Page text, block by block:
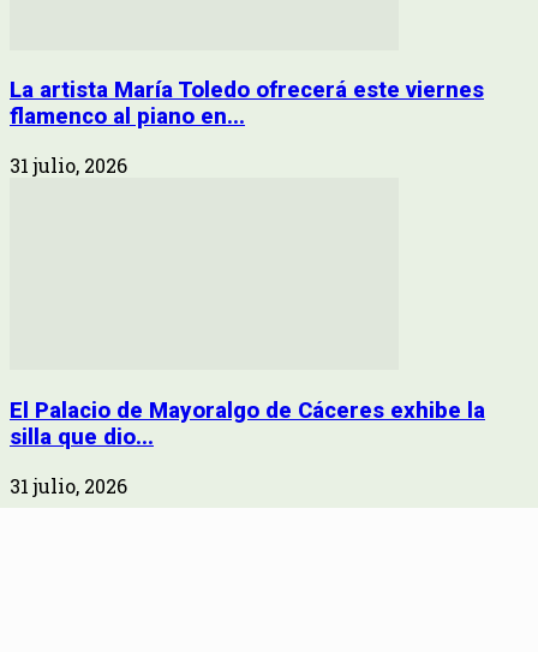
La artista María Toledo ofrecerá este viernes
flamenco al piano en...
31 julio, 2026
El Palacio de Mayoralgo de Cáceres exhibe la
silla que dio...
31 julio, 2026